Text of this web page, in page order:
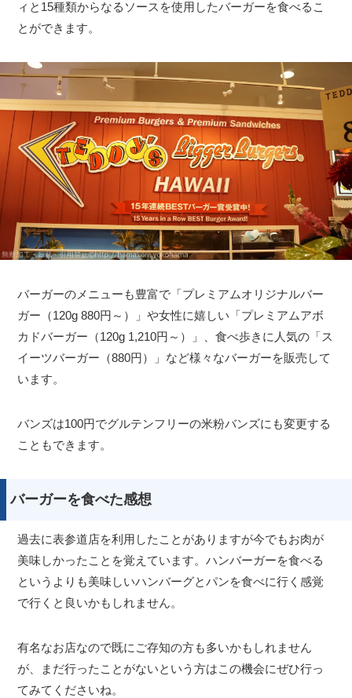
ィと15種類からなるソースを使用したバーガーを食べるこ
とができます。
バーガーのメニューも豊富で「プレミアムオリジナルバー
ガー（120g 880円～）」や女性に嬉しい「プレミアムアボ
カドバーガー（120g 1,210円～）」、食べ歩きに人気の「ス
イーツバーガー（880円）」など様々なバーガーを販売して
います。
バンズは100円でグルテンフリーの米粉バンズにも変更する
こともできます。
バーガーを食べた感想
過去に表参道店を利用したことがありますが今でもお肉が
美味しかったことを覚えています。ハンバーガーを食べる
というよりも美味しいハンバーグとパンを食べに行く感覚
で行くと良いかもしれません。
有名なお店なので既にご存知の方も多いかもしれません
が、まだ行ったことがないという方はこの機会にぜひ行っ
てみてくださいね。